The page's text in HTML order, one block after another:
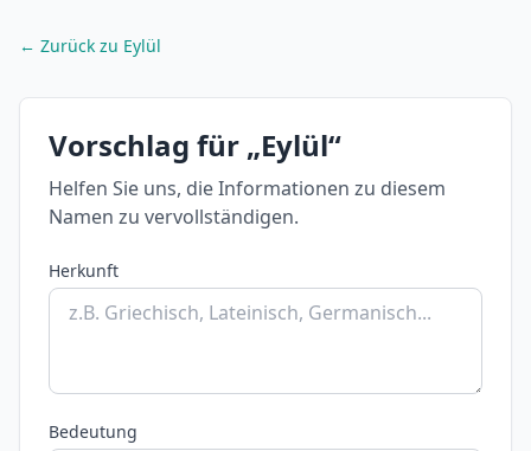
← Zurück zu Eylül
Vorschlag für „Eylül“
Helfen Sie uns, die Informationen zu diesem
Namen zu vervollständigen.
Herkunft
Bedeutung